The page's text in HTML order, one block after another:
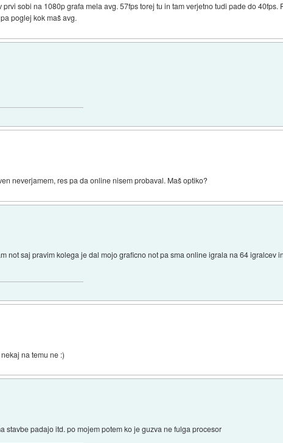
sobi na 1080p grafa mela avg. 57fps torej tu in tam verjetno tudi pade do 40fps.
poglej kok maš avg.
neverjamem, res pa da online nisem probaval. Maš optiko?
not saj pravim kolega je dal mojo graficno not pa sma online igrala na 64 igralcev
na temu ne :)
stavbe padajo itd. po mojem potem ko je guzva ne fulga procesor